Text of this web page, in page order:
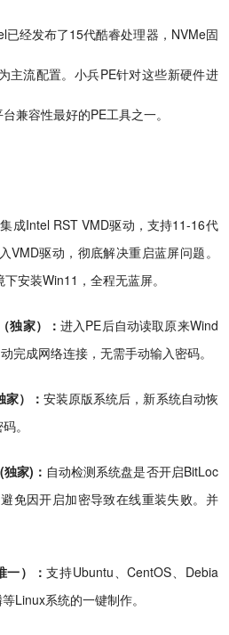
经发布了15代酷睿处理器，NVMe固
主流配置。小兵PE针对这些新硬件进
兼容性最好的PE工具之一。
集成Intel RST VMD驱动，支持11-16代
VMD驱动，彻底解决重启蓝屏问题。
安装Win11，全程无蓝屏。
独家）：进入PE后自动读取原来Wind
完成网络连接，无需手动输入密码。
家）：安装原版系统后，新系统自动恢
。
家)： 自动检测系统盘是否开启BitLoc
免因开启加密导致在线重装失败。并
一）：支持Ubuntu、CentOS、Debia
Linux系统的一键制作。